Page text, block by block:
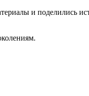
и поделились